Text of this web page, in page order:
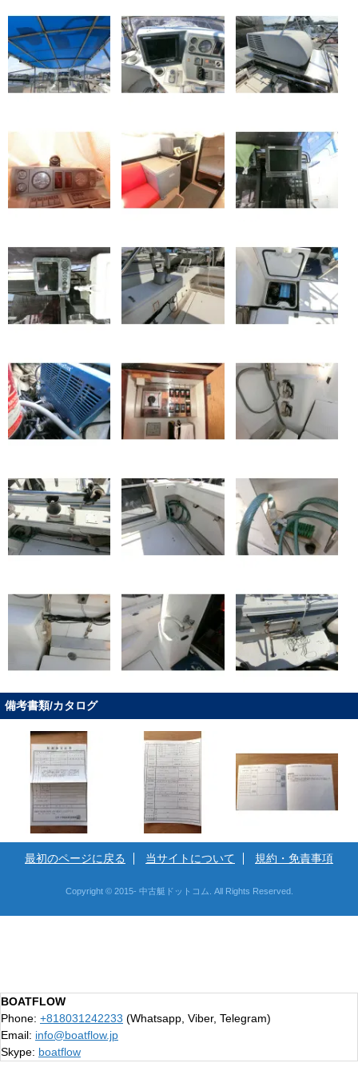
備考書類/カタログ
BOATFLOW
Phone: +818031242233 (Whatsapp, Viber, Telegram)
Email: info@boatflow.jp
Skype: boatflow
最初のページに戻る 当サイトについて 規約・免責事項
Copyright © 2015- 中古艇ドットコム. All Rights Reserved.